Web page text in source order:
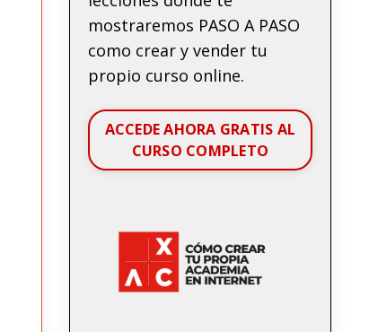
mostraremos PASO A PASO
como crear y vender tu
propio curso online.
ACCEDE AHORA GRATIS AL
CURSO COMPLETO